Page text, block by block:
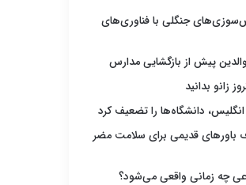
جنگلی با فناوری‌های
زانو بدانید
دانشگاه‌ها را تضعیف کرد
باورهای قدیمی برای سلامت مضر
چه زمانی واقعی می‌شود؟